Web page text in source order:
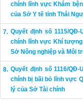
chính lĩnh vực Khám
của Sở Y tế tỉnh Thái
Quyết định số 1115/
chính lĩnh vực Khí
Sở Nông nghiệp và Môi
Quyết định số 1116/
chính bị bãi bỏ lĩnh vực
lý của Sở Tài chính